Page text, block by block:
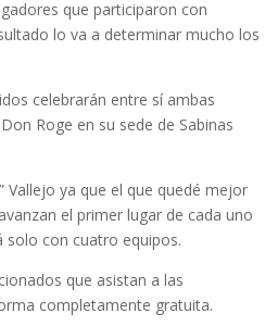
que participaron con
lo va a determinar mucho los
celebrarán entre sí ambas
Roge en su sede de Sabinas
ya que el que quedé mejor
el primer lugar de cada uno
solo con cuatro equipos.
que asistan a las
completamente gratuita.